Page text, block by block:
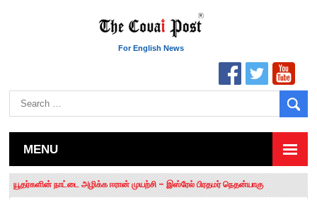
For English News
MENU
தமிழக சட்டப்பேரவையில் காலியிடங்கள் 6 ஆக உயர்வு
யூதர்களின் நாட்டை அழிக்க ஈரான் முயற்சி – இஸ்ரேல் பிரதமர் நெதன்யாகு
“மக்களால் நிராகரிக்கப்பட்டவர் ஸ்டாலின்!” – செங்கோட்டையன்